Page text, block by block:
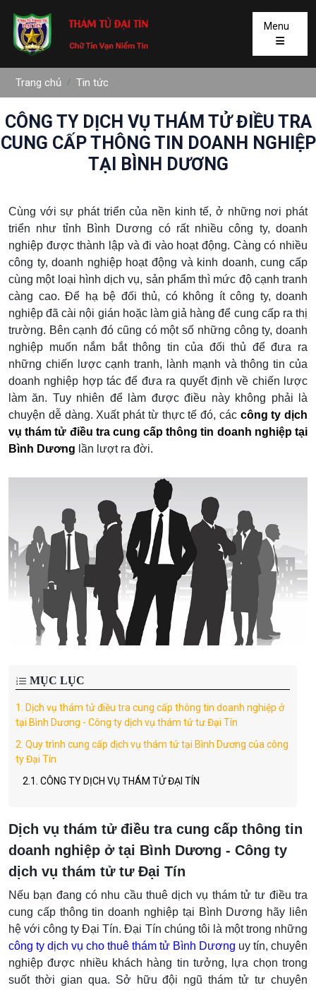
Menu
Trang chủ Tin tức
CÔNG TY DỊCH VỤ THÁM TỬ ĐIỀU TRA
CUNG CẤP THÔNG TIN DOANH NGHIỆP
TẠI BÌNH DƯƠNG
Cùng với sự phát triển của nền kinh tế, ở những nơi phát
triển như tỉnh Bình Dương có rất nhiều công ty, doanh
nghiệp được thành lập và đi vào hoạt động. Càng có nhiều
công ty, doanh nghiệp hoạt động và kinh doanh, cung cấp
cùng một loại hình dịch vụ, sản phẩm thì mức độ cạnh tranh
càng cao. Để hạ bệ đối thủ, có không ít công ty, doanh
nghiệp đã cài nội gián hoặc làm giả hàng để cung cấp ra thị
trường. Bên cạnh đó cũng có một số những công ty, doanh
nghiệp muốn nắm bắt thông tin của đối thủ để đưa ra
những chiến lược cạnh tranh, lành mạnh và thông tin của
doanh nghiệp hợp tác để đưa ra quyết định về chiến lược
làm ăn. Tuy nhiên để làm được điều này không phải là
chuyện dễ dàng. Xuất phát từ thực tế đó, các công ty dịch
vụ thám tử điều tra cung cấp thông tin doanh nghiệp tại
Bình Dương lần lượt ra đời.
MỤC LỤC
1.
Dịch vụ thám tử điều tra cung cấp thông tin doanh nghiệp ở
tại Bình Dương - Công ty dịch vụ thám tử tư Đại Tín
2. Quy trình cung cấp dịch vụ thám tử tại Bình Dương của công
ty Đại Tín
2.1. CÔNG TY DỊCH VỤ THÁM TỬ ĐẠI TÍN
Dịch vụ thám tử điều tra cung cấp thông tin
doanh nghiệp ở tại Bình Dương - Công ty
dịch vụ thám tử tư Đại Tín
Nếu bạn đang có nhu cầu thuê dịch vụ thám tử tư điều tra
cung cấp thông tin doanh nghiệp tại Bình Dương hãy liên
hệ với công ty Đại Tín. Đại Tín chúng tôi là một trong những
công ty dịch vụ cho thuê thám tử Bình Dương uy tín, chuyên
nghiệp được nhiều khách hàng tin tưởng, lựa chọn trong
suốt thời gian qua. Sở hữu đội ngũ thám tử tư chuyên